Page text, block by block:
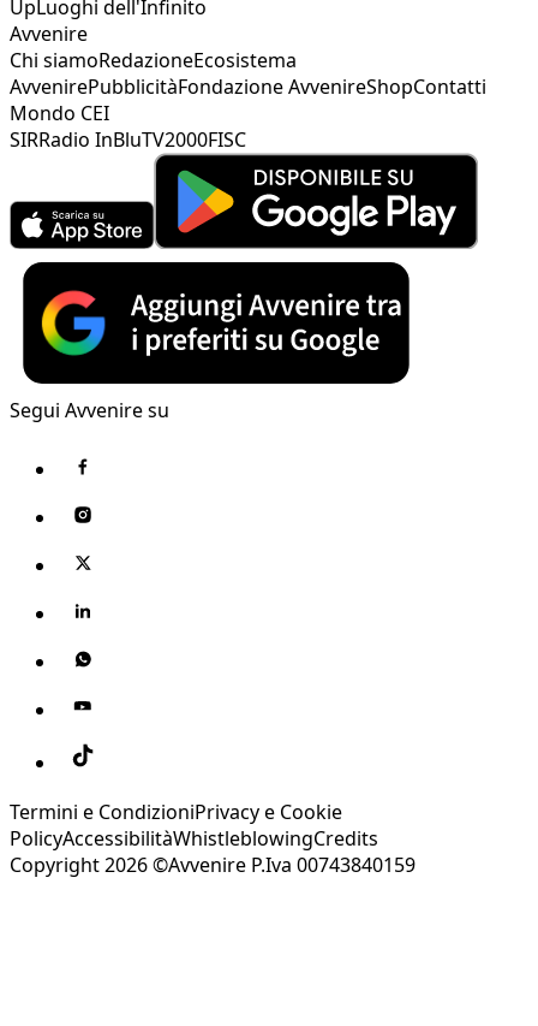
UpLuoghi dell'Infinito
Avvenire
Chi siamoRedazioneEcosistema
AvvenirePubblicitàFondazione AvvenireShopContatti
Mondo CEI
SIRRadio InBluTV2000FISC
Segui Avvenire su
Termini e CondizioniPrivacy e Cookie
PolicyAccessibilitàWhistleblowingCredits
Copyright 2026 ©Avvenire P.Iva 00743840159